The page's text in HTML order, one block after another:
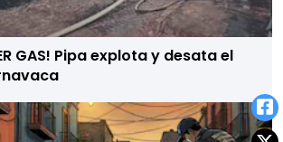
GAS! Pipa explota y desata el